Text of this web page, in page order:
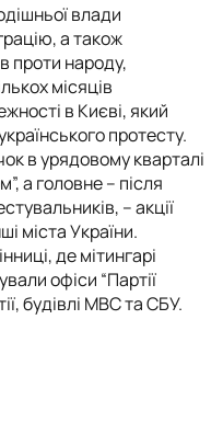
влади
а також
проти народу,
місяців
в Києві, який
протесту.
в урядовому кварталі
а головне – після
– акції
міста України.
де мітингарі
офіси “Партії
будівлі МВС та СБУ.